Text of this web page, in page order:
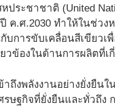
ะชาชาติ (United
ค.ศ.2030 ทำให้ในช่ว
การขับเคลื่อนสีเขียว
วข้องในด้านการผลิตที่เ
ถึงพลังงานอย่างยั่งยืนใ
รษฐกิจที่ยั่งยืนและทั่วถึ